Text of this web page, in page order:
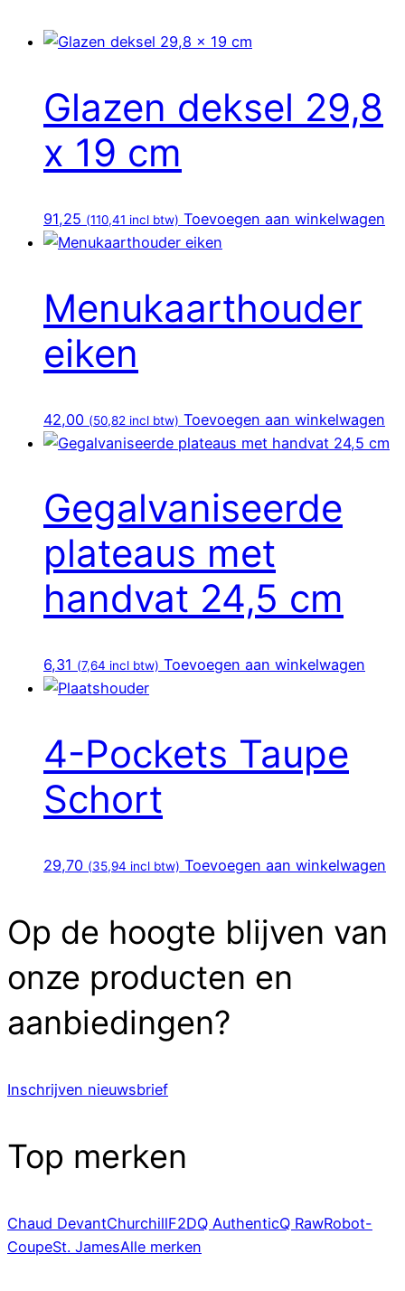
Glazen deksel 29,8
x 19 cm
91,25 (110,41 incl btw) Toevoegen aan winkelwagen
Menukaarthouder
eiken
42,00 (50,82 incl btw) Toevoegen aan winkelwagen
Gegalvaniseerde
plateaus met
handvat 24,5 cm
6,31 (7,64 incl btw) Toevoegen aan winkelwagen
4-Pockets Taupe
Schort
29,70 (35,94 incl btw) Toevoegen aan winkelwagen
Op de hoogte blijven van
onze producten en
aanbiedingen?
Inschrijven nieuwsbrief
Top merken
Chaud DevantChurchillF2DQ AuthenticQ RawRobot-
CoupeSt. JamesAlle merken